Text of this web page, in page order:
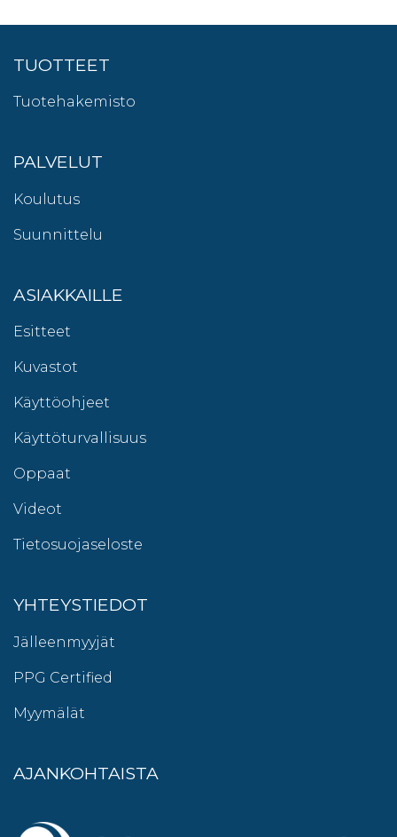
TUOTTEET
Tuotehakemisto
PALVELUT
Koulutus
Suunnittelu
ASIAKKAILLE
Esitteet
Kuvastot
Käyttöohjeet
Käyttöturvallisuus
Oppaat
Videot
Tietosuojaseloste
YHTEYSTIEDOT
Jälleenmyyjät
PPG Certified
Myymälät
AJANKOHTAISTA